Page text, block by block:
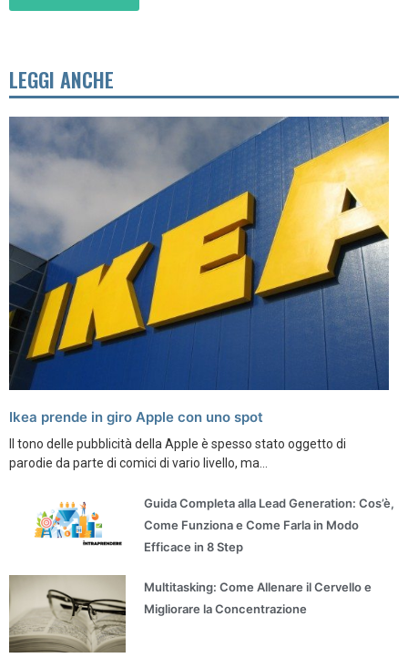
LEGGI ANCHE
Ikea prende in giro Apple con uno spot
Il tono delle pubblicità della Apple è spesso stato oggetto di
parodie da parte di comici di vario livello, ma...
Guida Completa alla Lead Generation: Cos’è,
Come Funziona e Come Farla in Modo
Efficace in 8 Step
Multitasking: Come Allenare il Cervello e
Migliorare la Concentrazione